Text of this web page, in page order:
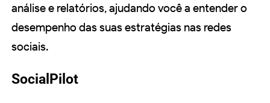
análise e relatórios, ajudando você a entender o
desempenho das suas estratégias nas redes
sociais.
SocialPilot